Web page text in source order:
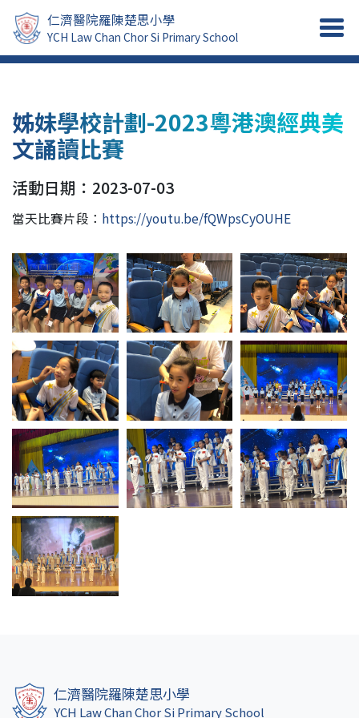
仁濟醫院羅陳楚思小學
YCH Law Chan Chor Si Primary School
姊妹學校計劃-2023粵港澳經典美
文誦讀比賽
活動日期：2023-07-03
當天比賽片段： https://youtu.be/fQWpsCyOUHE
仁濟醫院羅陳楚思小學
YCH Law Chan Chor Si Primary School